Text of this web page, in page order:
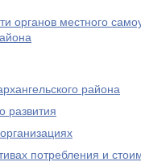
органов местного
района
развития
потребления и